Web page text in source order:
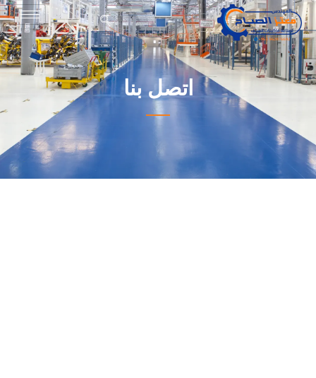
شركة الصباح للصناعةشركة الصباح لصناعة آلات سيف الجلي وصناعة ماكينات الليف و خلاطات المواد الكيميائية والتجميلية وجميع ملحقاتها وقطع غيارها.
اتصل بنا